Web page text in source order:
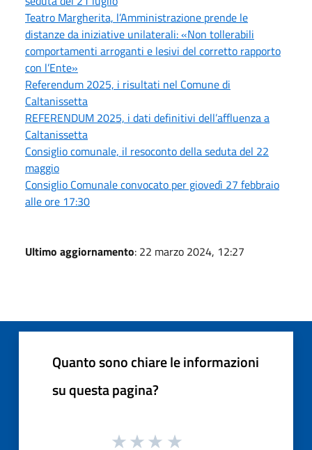
Teatro Margherita, l’Amministrazione prende le
distanze da iniziative unilaterali: «Non tollerabili
comportamenti arroganti e lesivi del corretto rapporto
con l’Ente»
Referendum 2025, i risultati nel Comune di
Caltanissetta
REFERENDUM 2025, i dati definitivi dell’affluenza a
Caltanissetta
Consiglio comunale, il resoconto della seduta del 22
maggio
Consiglio Comunale convocato per giovedì 27 febbraio
alle ore 17:30
Ultimo aggiornamento: 22 marzo 2024, 12:27
Quanto sono chiare le informazioni
su questa pagina?